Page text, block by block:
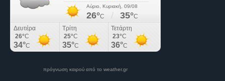
πρόγνωση καιρού από το weather.gr